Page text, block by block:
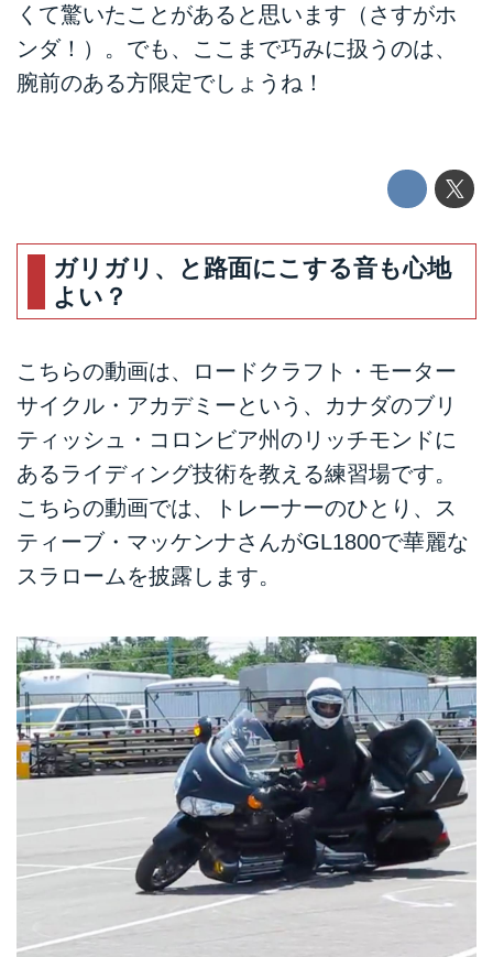
くて驚いたことがあると思います（さすがホ
ンダ！）。でも、ここまで巧みに扱うのは、
腕前のある方限定でしょうね！
ガリガリ、と路面にこする音も心地
よい？
こちらの動画は、ロードクラフト・モーター
サイクル・アカデミーという、カナダのブリ
ティッシュ・コロンビア州のリッチモンドに
あるライディング技術を教える練習場です。
こちらの動画では、トレーナーのひとり、ス
ティーブ・マッケンナさんがGL1800で華麗な
スラロームを披露します。